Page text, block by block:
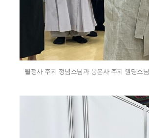
월정사 주지 정념스님과 봉은사 주지 원명스님